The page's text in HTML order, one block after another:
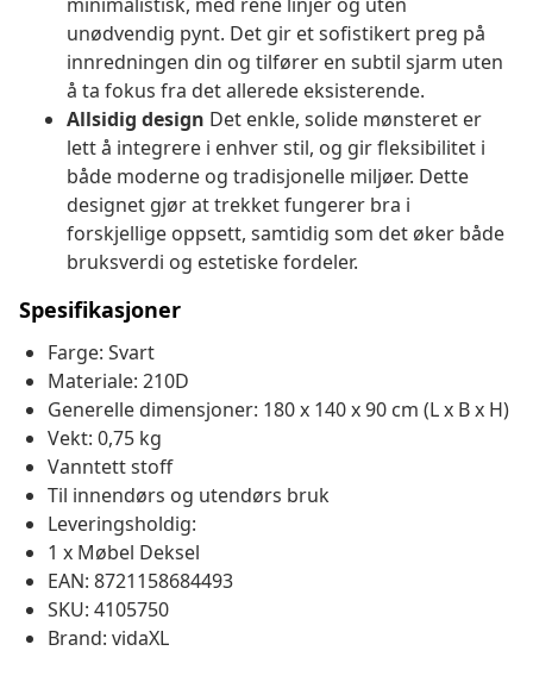
unødvendig pynt. Det gir et sofistikert preg på
innredningen din og tilfører en subtil sjarm uten
å ta fokus fra det allerede eksisterende.
Allsidig design Det enkle, solide mønsteret er
lett å integrere i enhver stil, og gir fleksibilitet i
både moderne og tradisjonelle miljøer. Dette
designet gjør at trekket fungerer bra i
forskjellige oppsett, samtidig som det øker både
bruksverdi og estetiske fordeler.
Spesifikasjoner
Farge: Svart
Materiale: 210D
Generelle dimensjoner: 180 x 140 x 90 cm (L x B x H)
Vekt: 0,75 kg
Vanntett stoff
Til innendørs og utendørs bruk
Leveringsholdig:
1 x Møbel Deksel
EAN: 8721158684493
SKU: 4105750
Brand: vidaXL